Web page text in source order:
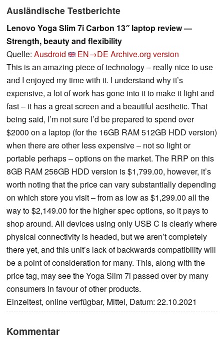
Ausländische Testberichte
Lenovo Yoga Slim 7i Carbon 13″ laptop review —
Strength, beauty and flexibility
Quelle: Ausdroid EN→DE Archive.org version
This is an amazing piece of technology – really nice to use
and I enjoyed my time with it. I understand why it’s
expensive, a lot of work has gone into it to make it light and
fast – it has a great screen and a beautiful aesthetic. That
being said, I’m not sure I’d be prepared to spend over
$2000 on a laptop (for the 16GB RAM 512GB HDD version)
when there are other less expensive – not so light or
portable perhaps – options on the market. The RRP on this
8GB RAM 256GB HDD version is $1,799.00, however, it’s
worth noting that the price can vary substantially depending
on which store you visit – from as low as $1,299.00 all the
way to $2,149.00 for the higher spec options, so it pays to
shop around. All devices using only USB C is clearly where
physical connectivity is headed, but we aren’t completely
there yet, and this unit’s lack of backwards compatibility will
be a point of consideration for many. This, along with the
price tag, may see the Yoga Slim 7i passed over by many
consumers in favour of other products.
Einzeltest, online verfügbar, Mittel, Datum: 22.10.2021
Kommentar